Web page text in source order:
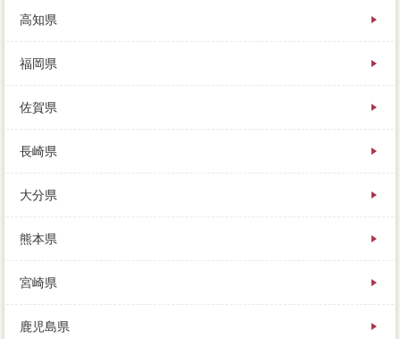
高知県
福岡県
佐賀県
長崎県
大分県
熊本県
宮崎県
鹿児島県